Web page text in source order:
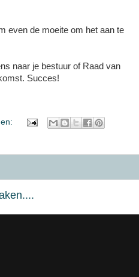
even de moeite om het aan te
naar je bestuur of Raad van
Succes!